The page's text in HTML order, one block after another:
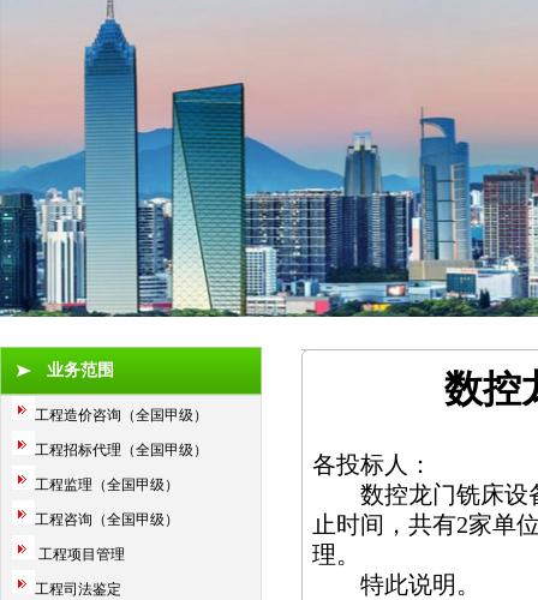
业务范围
工程造价咨询（全国甲级）
工程招标代理（全国甲级）
工程监理（全国甲级）
工程咨询（全国甲级）
工程项目管理
工程司法鉴定
数控
各投标人：
数控龙门铣床设
止时间，共有2家单
理。
特此说明。